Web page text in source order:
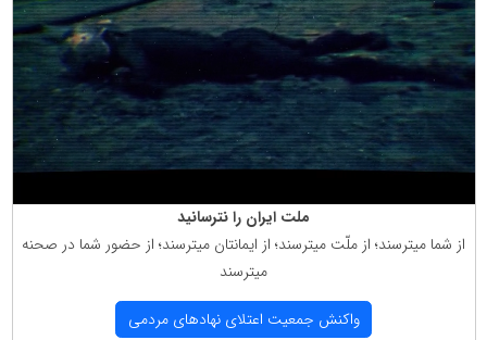
ملت ایران را نترسانید
از شما میترسند؛ از ملّت میترسند؛ از ایمانتان میترسند؛ از حضور شما در صحنه
میترسند
واكنش جمعیت اعتلای نهادهای مردمی